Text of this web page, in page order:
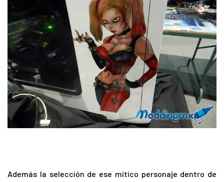
Además la selección de ese mítico personaje dentro de